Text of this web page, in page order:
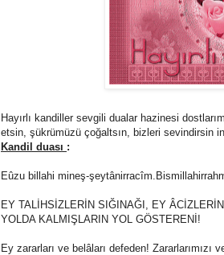
Hayırlı kandiller sevgili dualar hazinesi
etsin, şükrümüzü çoğaltsın, bizleri sevindirsin
Kandil duası :
Eûzu billahi mineş-
EY TALİHSİZLERİN SIĞINAĞI, EY
YOLDA KALMIŞLARIN YOL GÖSTERENİ!
Ey zararları ve belâları defeden! Zararlarımızı